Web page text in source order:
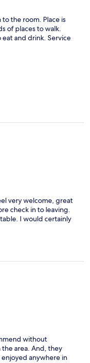
the room. Place is
of places to walk.
eat and drink. Service
very welcome, great
check in to leaving.
I would certainly
without
area. And, they
anywhere in